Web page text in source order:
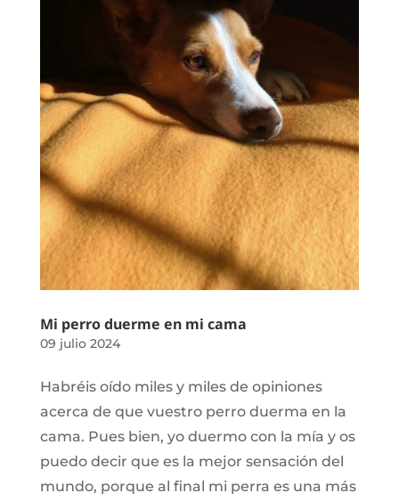
Mi perro duerme en mi cama
09 julio 2024
Habréis oído miles y miles de opiniones
acerca de que vuestro perro duerma en la
cama. Pues bien, yo duermo con la mía y os
puedo decir que es la mejor sensación del
mundo, porque al final mi perra es una más